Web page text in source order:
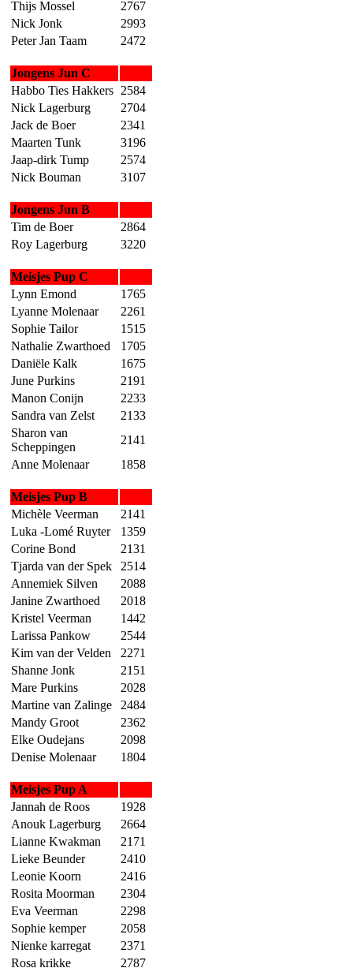
Thijs Mossel
2767
Nick Jonk
2993
Peter Jan Taam
2472
Jongens Jun C
Habbo Ties Hakkers 2584
Nick Lagerburg
2704
Jack de Boer
2341
Maarten Tunk
3196
Jaap-dirk Tump
2574
Nick Bouman
3107
Jongens Jun B
Tim de Boer
2864
Roy Lagerburg
3220
Meisjes Pup C
Lynn Emond
1765
Lyanne Molenaar
2261
Sophie Tailor
1515
Nathalie Zwarthoed
1705
Daniële Kalk
1675
June Purkins
2191
Manon Conijn
2233
Sandra van Zelst
2133
Sharon van
Scheppingen
2141
Anne Molenaar
1858
Meisjes Pup B
Michèle Veerman
2141
Luka -Lomé Ruyter
1359
Corine Bond
2131
Tjarda van der Spek
2514
Annemiek Silven
2088
Janine Zwarthoed
2018
Kristel Veerman
1442
Larissa Pankow
2544
Kim van der Velden
2271
Shanne Jonk
2151
Mare Purkins
2028
Martine van Zalinge
2484
Mandy Groot
2362
Elke Oudejans
2098
Denise Molenaar
1804
Meisjes Pup A
Jannah de Roos
1928
Anouk Lagerburg
2664
Lianne Kwakman
2171
Lieke Beunder
2410
Leonie Koorn
2416
Rosita Moorman
2304
Eva Veerman
2298
Sophie kemper
2058
Nienke karregat
2371
Rosa krikke
2787